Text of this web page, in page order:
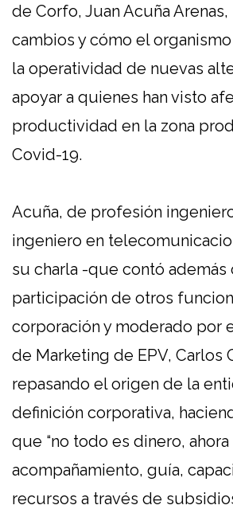
de Corfo, Juan Acuña
cambios y cómo el
la operatividad de nuevas
apoyar a quienes han visto
productividad en la zona
Covid-19.
Acuña, de profesión
ingeniero en
su charla -que contó además
participación de otros
corporación y moderado por
de Marketing de EPV, Carlos
repasando el origen de la
definición corporativa,
que “no todo es dinero,
acompañamiento, guía,
recursos a través de